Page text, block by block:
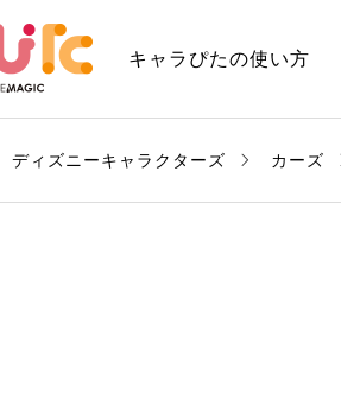
キャラぴたの使い方
ディズニーキャラクターズ カーズ